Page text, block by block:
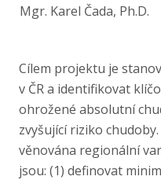
Mgr. Karel Čada, Ph.D.
Cílem projektu je
v ČR a identifikovat
ohrožené absolutní
zvyšující riziko
věnována regionální
jsou: (1) definovat